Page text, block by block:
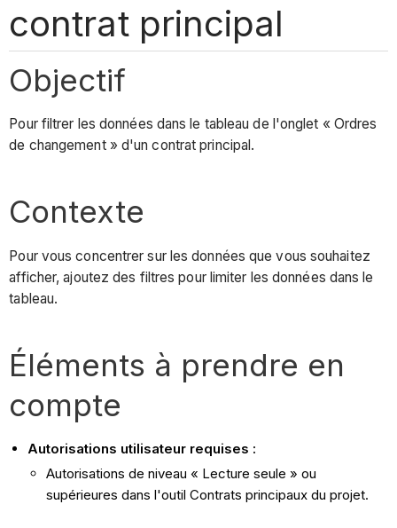
contrat principal
Objectif
Pour filtrer les données dans le tableau de l'onglet « Ordres
de changement » d'un contrat principal.
Contexte
Pour vous concentrer sur les données que vous souhaitez
afficher, ajoutez des filtres pour limiter les données dans le
tableau.
Éléments à prendre en
compte
Autorisations utilisateur requises :
Autorisations de niveau « Lecture seule » ou
supérieures dans l'outil Contrats principaux du projet.